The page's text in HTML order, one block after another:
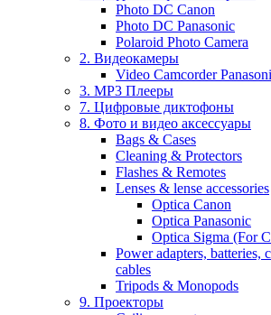
Photo DC Canon
Photo DC Panasonic
Polaroid Photo Camera
2. Видеокамеры
Video Camcorder
3. MP3 Плееры
7. Цифровые диктофоны
8. Фото и видео аксессуары
Bags & Cases
Cleaning & Protectors
Flashes & Remotes
Lenses & lense accessories
Optica Canon
Optica Panasonic
Optica Sigma (For
Power adapters, batteries,
cables
Tripods & Monopods
9. Проекторы